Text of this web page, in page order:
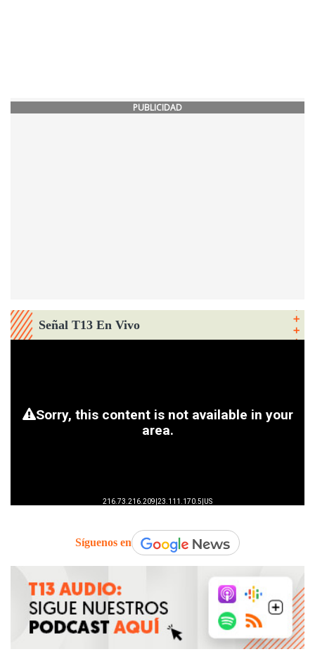
PUBLICIDAD
Señal T13 En Vivo
Síguenos en